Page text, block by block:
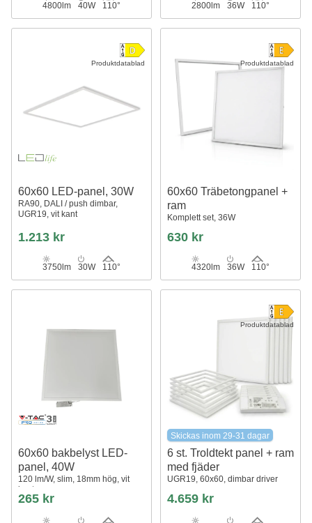
4800lm 40W 110° 2800lm 36W 110°
Produktdatablad
60x60 LED-panel, 30W
RA90, DALI / push dimbar,
UGR19, vit kant
1.213 kr
3750lm 30W 110°
Produktdatablad
60x60 Träbetongpanel +
ram
Komplett set, 36W
630 kr
4320lm 36W 110°
60x60 bakbelyst LED-
panel, 40W
120 lm/W, slim, 18mm hög, vit
kant
265 kr
Produktdatablad
Skickas inom 29-31 dagar
6 st. Troldtekt panel + ram
med fjäder
UGR19, 60x60, dimbar driver
4.659 kr